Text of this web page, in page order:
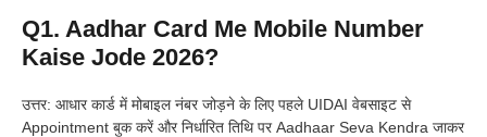
Q1. Aadhar Card Me Mobile Number
Kaise Jode 2026?
उत्तर: आधार कार्ड में मोबाइल नंबर जोड़ने के लिए पहले UIDAI वेबसाइट से
Appointment बुक करें और निर्धारित तिथि पर Aadhaar Seva Kendra जाकर